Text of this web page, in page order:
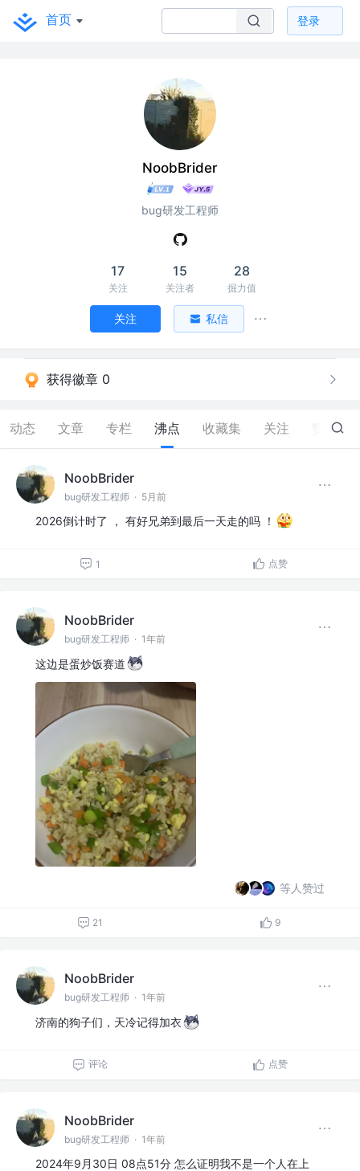
首页 登录
NoobBrider
bug研发工程师
17
关注
15
关注者
28
掘力值
关注 私信
获得徽章 0
动态 文章 专栏 沸点 收藏集 关注 63
NoobBrider
bug研发工程师 · 5月前
2026倒计时了 ， 有好兄弟到最后一天走的吗 ！
1 点赞
NoobBrider
bug研发工程师 · 1年前
这边是蛋炒饭赛道
等人赞过
21 9
NoobBrider
bug研发工程师 · 1年前
济南的狗子们，天冷记得加衣
评论 点赞
NoobBrider
bug研发工程师 · 1年前
2024年9月30日 08点51分 怎么证明我不是一个人在上